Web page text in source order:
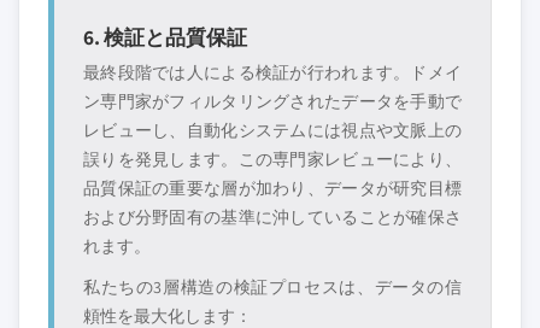
6. 検証と品質保証
最終段階では人による検証が行われます。ドメイ
ン専門家がフィルタリングされたデータを手動で
レビューし、自動化システムには視点や文脈上の
誤りを発見します。この専門家レビューにより、
品質保証の重要な層が加わり、データが研究目標
および分野固有の基準に沖していることが確保さ
れます。
私たちの3層構造の検証プロセスは、データの信
頼性を最大化します：